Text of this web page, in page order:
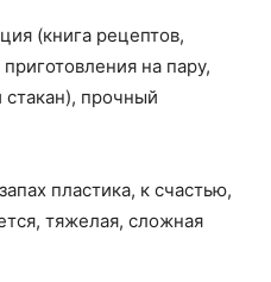
(книга рецептов,
на пару,
прочный
пластика, к счастью,
тяжелая, сложная